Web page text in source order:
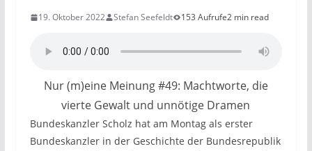
19. Oktober 2022 Stefan Seefeldt 153 Aufrufe2 min read
Nur (m)eine Meinung #49: Machtworte, die
vierte Gewalt und unnötige Dramen
Bundeskanzler Scholz hat am Montag als erster
Bundeskanzler in der Geschichte der Bundesrepublik